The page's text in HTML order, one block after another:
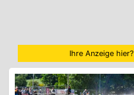
Ihre Anzeige hier?